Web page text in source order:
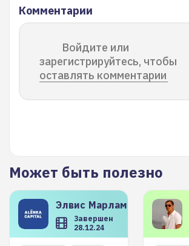
Комментарии
Войдите или
зарегистрируйтесь, чтобы
оставлять комментарии
Может быть полезно
Элвис Марламов
Завершен
28.12.24